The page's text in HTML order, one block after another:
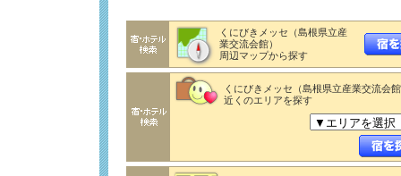
くにびきメッセ（島根県立産
業交流会館）
周辺マップから探す
くにびきメッセ（島根県立産業交流会
近くのエリアを探す